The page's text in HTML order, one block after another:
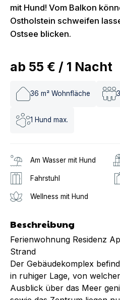
mit Hund! Vom Balkon
Ostholstein schweifen
Ostsee blicken.
ab 55 € / 1 Nacht
36 m² Wohnfläche 3
1 Hund max.
Am Wasser mit Hund
Fahrstuhl
Wellness mit Hund
Beschreibung
Ferienwohnung Residenz
Strand
Der Gebäudekomplex
in ruhiger Lage, von
Ausblick über das Meer